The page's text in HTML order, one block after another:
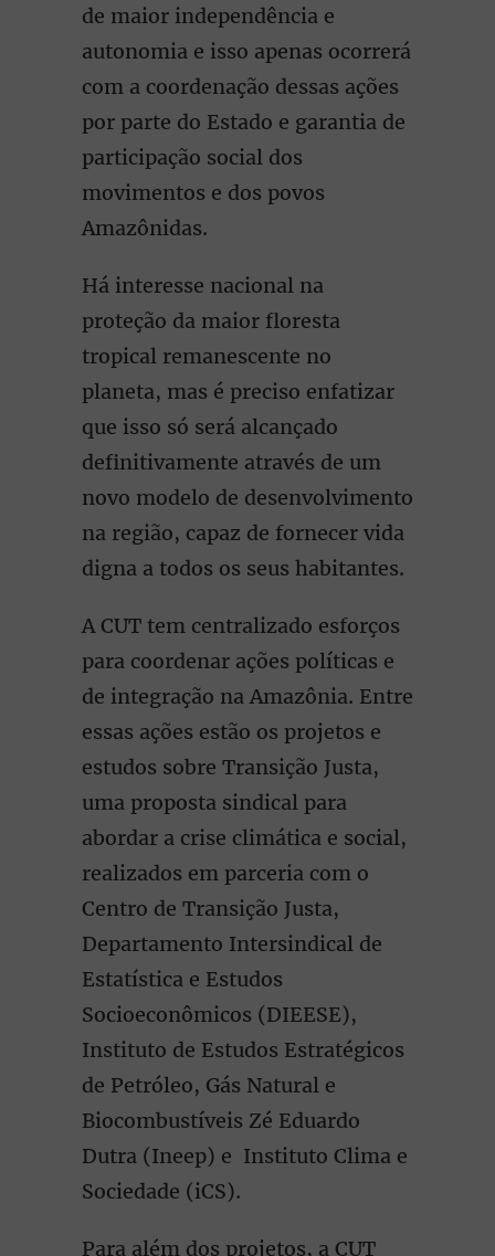
de maior independência e
autonomia e isso apenas ocorrerá
com a coordenação dessas ações
por parte do Estado e garantia de
participação social dos
movimentos e dos povos
Amazônidas.
Há interesse nacional na
proteção da maior floresta
tropical remanescente no
planeta, mas é preciso enfatizar
que isso só será alcançado
definitivamente através de um
novo modelo de desenvolvimento
na região, capaz de fornecer vida
digna a todos os seus habitantes.
A CUT tem centralizado esforços
para coordenar ações políticas e
de integração na Amazônia. Entre
essas ações estão os projetos e
estudos sobre Transição Justa,
uma proposta sindical para
abordar a crise climática e social,
realizados em parceria com o
Centro de Transição Justa,
Departamento Intersindical de
Estatística e Estudos
Socioeconômicos (DIEESE),
Instituto de Estudos Estratégicos
de Petróleo, Gás Natural e
Biocombustíveis Zé Eduardo
Dutra (Ineep) e Instituto Clima e
Sociedade (iCS).
Para além dos projetos, a CUT